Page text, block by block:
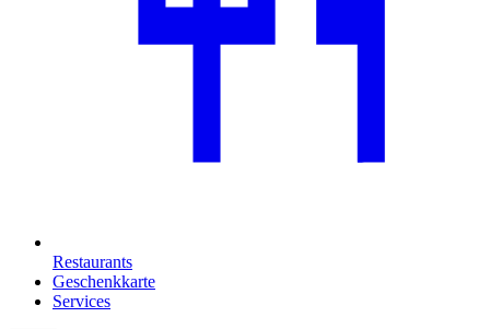
Restaurants
Geschenkkarte
Services